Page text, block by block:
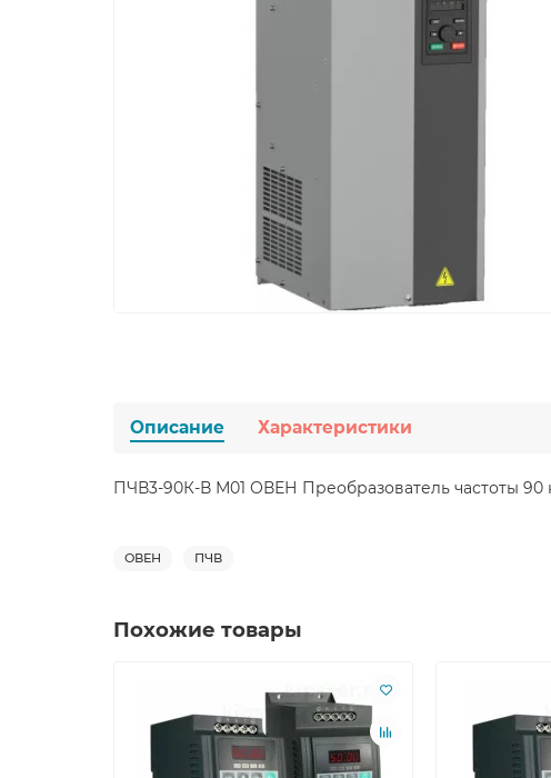
Описание Характеристики
ПЧВ3-90К-В М01 ОВЕН Преобразователь частоты 90
ОВЕН ПЧВ
Похожие товары